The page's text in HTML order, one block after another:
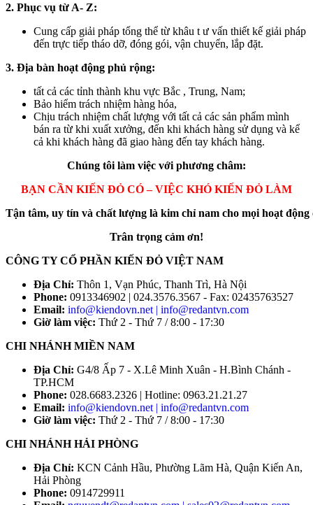
2. Phục vụ từ A- Z:
Cung cấp giải pháp tổng thể từ khâu t ư vấn thiết kế giải pháp
đến trực tiếp tháo dỡ, đóng gói, vận chuyển, lắp đặt.
3. Địa bàn hoạt động phủ rộng:
tất cả các tỉnh thành khu vực Bắc , Trung, Nam;
Bảo hiểm trách nhiệm hàng hóa,
Chịu trách nhiệm chất lượng với tất cả các sản phẩm mình
bán ra từ khi xuất xưởng, đến khi khách hàng sử dụng và kể
cả khi khách hàng đã giao hàng đến tay khách hàng.
Chúng tôi làm việc với phương châm:
BẠN CẦN KIẾN ĐỎ CÓ – VIỆC KHÓ KIẾN ĐỎ LÀM
Tận tâm, uy tín và chất lượng là kim chỉ nam cho mọi hoạt
Trân trọng cảm ơn!
CÔNG TY CỔ PHẦN KIẾN ĐỎ VIỆT NAM
Địa Chỉ: Thôn 1, Vạn Phúc, Thanh Trì, Hà Nội
Phone: 0913346902 | 024.3576.3567 - Fax: 02435763527
Email: info@kiendovn.net | info@redantvn.com
Giờ làm việc: Thứ 2 - Thứ 7 / 8:00 - 17:30
CHI NHÁNH MIỀN NAM
Địa Chỉ: G4/8 Ấp 7 - X.Lê Minh Xuân - H.Bình Chánh -
TP.HCM
Phone: 028.6683.2326 | Hotline: 0963.21.21.27
Email: info@kiendovn.net | info@redantvn.com
Giờ làm việc: Thứ 2 - Thứ 7 / 8:00 - 17:30
CHI NHÁNH HẢI PHÒNG
Địa Chỉ: KCN Cảnh Hầu, Phường Lãm Hà, Quận Kiến An,
Hải Phòng
Phone: 0914729911